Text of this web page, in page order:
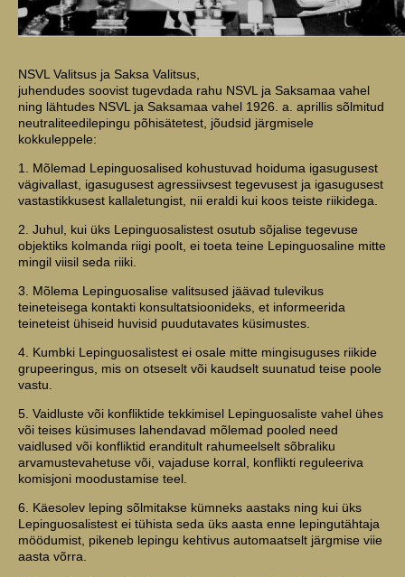
NSVL Valitsus ja Saksa Valitsus,
juhendudes soovist tugevdada rahu NSVL ja Saksamaa vahel
ning lähtudes NSVL ja Saksamaa vahel 1926. a. aprillis sõlmitud
neutraliteedilepingu põhisätetest, jõudsid järgmisele
kokkuleppele:
1. Mõlemad Lepinguosalised kohustuvad hoiduma igasugusest
vägivallast, igasugusest agressiivsest tegevusest ja igasugusest
vastastikkusest kallaletungist, nii eraldi kui koos teiste riikidega.
2. Juhul, kui üks Lepinguosalistest osutub sõjalise tegevuse
objektiks kolmanda riigi poolt, ei toeta teine Lepinguosaline mitte
mingil viisil seda riiki.
3. Mõlema Lepinguosalise valitsused jäävad tulevikus
teineteisega kontakti konsultatsioonideks, et informeerida
teineteist ühiseid huvisid puudutavates küsimustes.
4. Kumbki Lepinguosalistest ei osale mitte mingisuguses riikide
grupeeringus, mis on otseselt või kaudselt suunatud teise poole
vastu.
5. Vaidluste või konfliktide tekkimisel Lepinguosaliste vahel ühes
või teises küsimuses lahendavad mõlemad pooled need
vaidlused või konfliktid eranditult rahumeelselt sõbraliku
arvamustevahetuse või, vajaduse korral, konflikti reguleeriva
komisjoni moodustamise teel.
6. Käesolev leping sõlmitakse kümneks aastaks ning kui üks
Lepinguosalistest ei tühista seda üks aasta enne lepingutähtaja
möödumist, pikeneb lepingu kehtivus automaatselt järgmise viie
aasta võrra.